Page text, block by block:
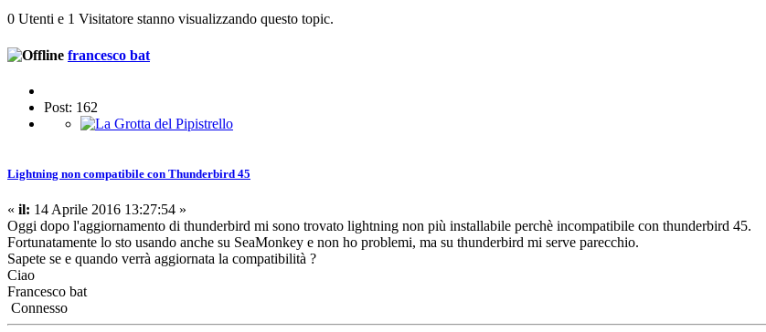
0 Utenti e 1 Visitatore stanno visualizzando questo topic.
francesco bat
Post: 162
Lightning non compatibile con Thunderbird 45
« il: 14 Aprile 2016 13:27:54 »
Oggi dopo l'aggiornamento di thunderbird mi sono trovato lightning non più installabile perchè incompatibile con thunderbird 45.
Fortunatamente lo sto usando anche su SeaMonkey e non ho problemi, ma su thunderbird mi serve parecchio.
Sapete se e quando verrà aggiornata la compatibilità ?
Ciao
Francesco bat
Connesso